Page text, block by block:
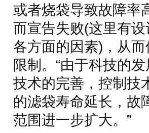
或者烧袋导致故障率
而宣告失败(这里有
各方面的因素)，从
限制。“由于科技的
技术的完善，控制技
的滤袋寿命延长，故
范围进一步扩大。”